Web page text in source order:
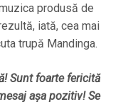
produsă de
iată, cea mai
trupă Mandinga.
Sunt foarte fericită
așa pozitiv! Se